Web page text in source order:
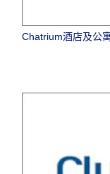
Chatrium酒店及公